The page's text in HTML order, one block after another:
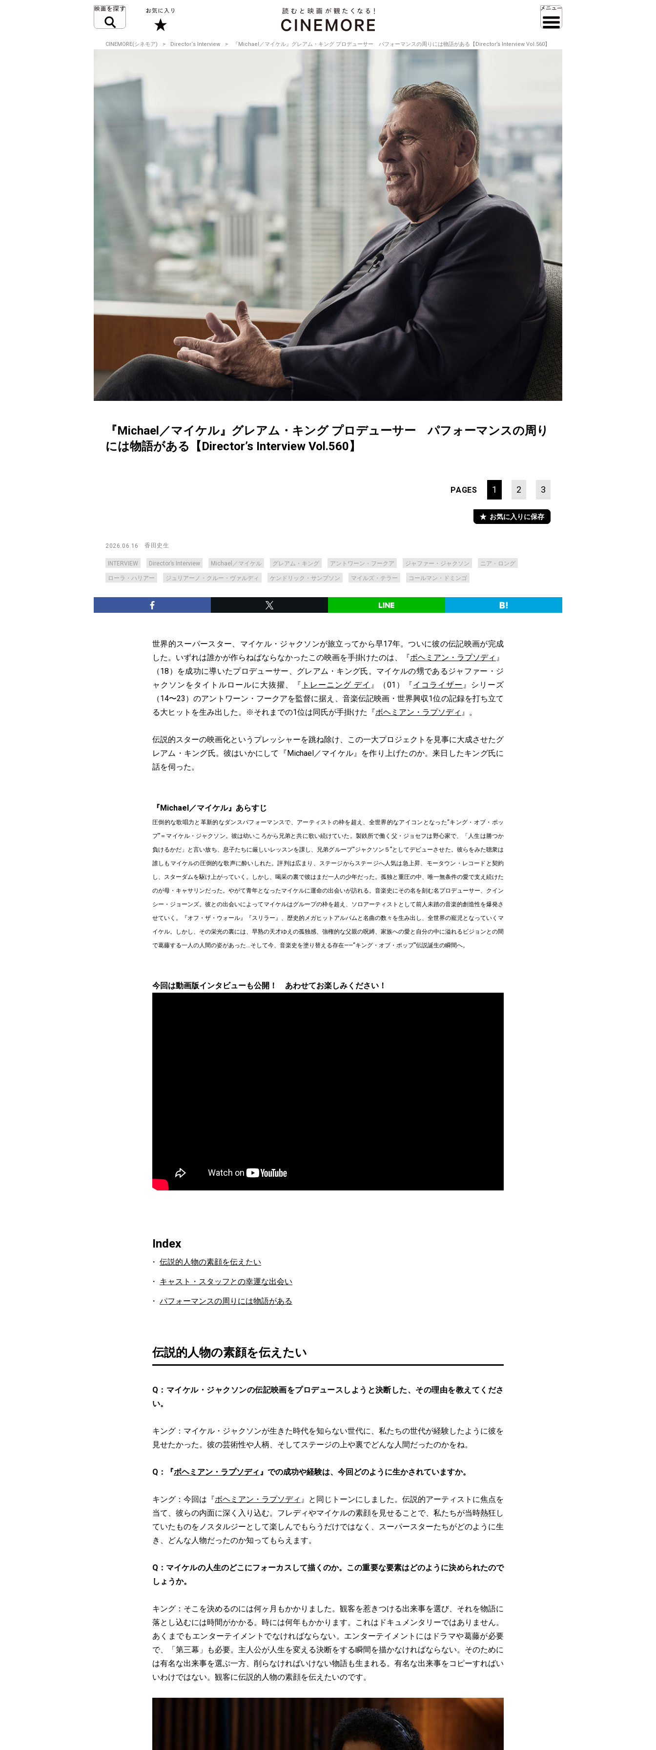
CINEMORE(シネモア) Director‘s Interview 『Michael／マイケル』グレアム・キング プロデューサー パフォーマンスの周りには物語がある【Director’s Interview Vol.560】
『Michael／マイケル』グレアム・キング プロデューサー パフォーマンスの周り
には物語がある【Director’s Interview Vol.560】
PAGES 1 2 3
お気に入りに保存
2026.06.16 香田史生
INTERVIEW Director’s Interview Michael／マイケル グレアム・キング アントワーン・フークア ジャファー・ジャクソン ニア・ロング
ローラ・ハリアー ジュリアーノ・クルー・ヴァルディ ケンドリック・サンプソン マイルズ・テラー コールマン・ドミンゴ
世界的スーパースター、マイケル・ジャクソンが旅立ってから早17年。ついに彼の伝記映画が完成
した。いずれは誰かが作らねばならなかったこの映画を手掛けたのは、『ボヘミアン・ラプソディ 』
（18）を成功に導いたプロデューサー、グレアム・キング氏。マイケルの甥であるジャファー・ジ
ャクソンをタイトルロールに大抜擢、『 トレーニング デイ 』（01）『イコライザー 』シリーズ
（14〜23）のアントワーン・フークアを監督に据え、音楽伝記映画・世界興収1位の記録を打ち立て
る大ヒットを生み出した。※それまでの1位は同氏が手掛けた『ボヘミアン・ラプソディ 』。
伝説的スターの映画化というプレッシャーを跳ね除け、この一大プロジェクトを見事に大成させたグ
レアム・キング氏。彼はいかにして『Michael／マイケル』を作り上げたのか。来日したキング氏に
話を伺った。
『Michael／マイケル』あらすじ
圧倒的な歌唱力と革新的なダンスパフォーマンスで、アーティストの枠を超え、全世界的なアイコンとなった“キング・オブ・ポッ
プ”＝マイケル・ジャクソン。彼は幼いころから兄弟と共に歌い続けていた。製鉄所で働く父・ジョセフは野心家で、「人生は勝つか
負けるかだ」と言い放ち、息子たちに厳しいレッスンを課し、兄弟グループ“ジャクソン５”としてデビューさせた。彼らをみた聴衆は
誰しもマイケルの圧倒的な歌声に酔いしれた。評判は広まり、ステージからステージへ人気は急上昇、モータウン・レコードと契約
し、スターダムを駆け上がっていく。しかし、喝采の裏で彼はまだ一人の少年だった。孤独と重圧の中、唯一無条件の愛で支え続けた
のが母・キャサリンだった。やがて青年となったマイケルに運命の出会いが訪れる。音楽史にその名を刻む名プロデューサー、クイン
シー・ジョーンズ。彼との出会いによってマイケルはグループの枠を超え、ソロアーティストとして前人未踏の音楽的創造性を爆発さ
せていく。『オフ・ザ・ウォール』『スリラー』、歴史的メガヒットアルバムと名曲の数々を生み出し、全世界の寵児となっていくマ
イケル。しかし、その栄光の裏には、早熟の天才ゆえの孤独感、強権的な父親の呪縛、家族への愛と自分の中に溢れるビジョンとの間
で葛藤する一人の人間の姿があった…そして今、音楽史を塗り替える存在——“キング・オブ・ポップ”伝説誕生の瞬間へ。
今回は動画版インタビューも公開！ あわせてお楽しみください！
Index
伝説的人物の素顔を伝えたい
キャスト・スタッフとの幸運な出会い
パフォーマンスの周りには物語がある
伝説的人物の素顔を伝えたい
Q：マイケル・ジャクソンの伝記映画をプロデュースしようと決断した、その理由を教えてくださ
い。
キング：マイケル・ジャクソンが生きた時代を知らない世代に、私たちの世代が経験したように彼を
見せたかった。彼の芸術性や人柄、そしてステージの上や裏でどんな人間だったのかをね。
Q：『ボヘミアン・ラプソディ』での成功や経験は、今回どのように生かされていますか。
キング：今回は『ボヘミアン・ラプソディ 』と同じトーンにしました。伝説的アーティストに焦点を
当て、彼らの内面に深く入り込む。フレディやマイケルの素顔を見せることで、私たちが当時熱狂し
ていたものをノスタルジーとして楽しんでもらうだけではなく、スーパースターたちがどのように生
き、どんな人物だったのか知ってもらえます。
Q：マイケルの人生のどこにフォーカスして描くのか。この重要な要素はどのように決められたので
しょうか。
キング：そこを決めるのには何ヶ月もかかりました。観客を惹きつける出来事を選び、それを物語に
落とし込むには時間がかかる。時には何年もかかります。これはドキュメンタリーではありません。
あくまでもエンターテイメントでなければならない。エンターテイメントにはドラマや葛藤が必要
で、「第三幕」も必要。主人公が人生を変える決断をする瞬間を描かなければならない。そのために
は有名な出来事を選ぶ一方、削らなければいけない物語も生まれる。有名な出来事をコピーすればい
いわけではない。観客に伝説的人物の素顔を伝えたいのです。